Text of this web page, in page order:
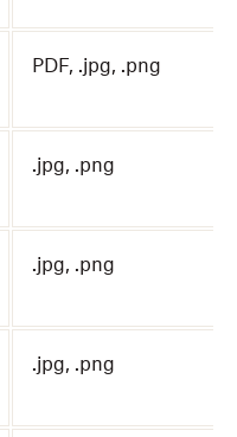
PDF, .jpg, .png
.jpg, .png
.jpg, .png
.jpg, .png